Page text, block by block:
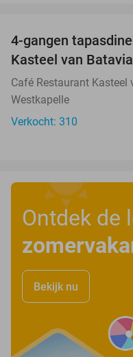
4-gangen
Kasteel van Batavia
Café Restaurant Kasteel
Westkapelle
Verkocht: 310
Ontdek de
Bekijk nu